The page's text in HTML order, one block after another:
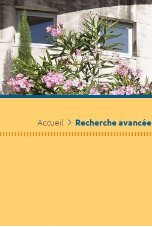
Accueil Recherche avancée